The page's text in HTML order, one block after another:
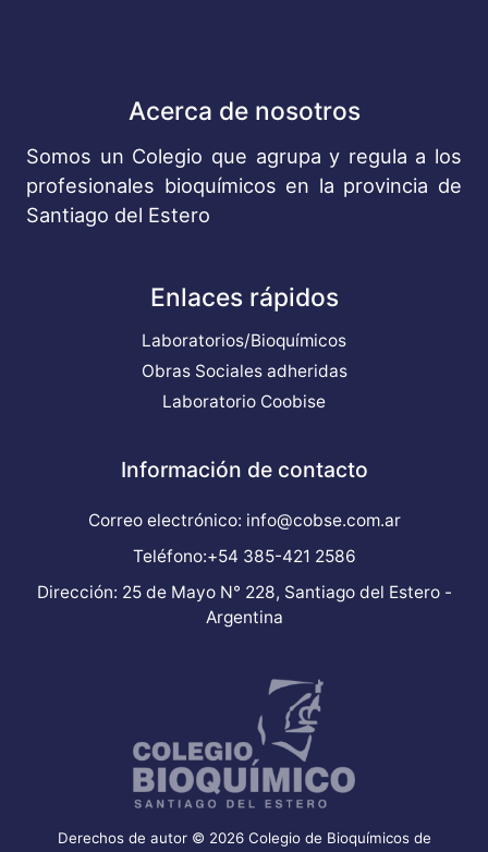
Acerca de nosotros
Somos un Colegio que agrupa y regula a los
profesionales bioquímicos en la provincia de
Santiago del Estero
Enlaces rápidos
Laboratorios/Bioquímicos
Obras Sociales adheridas
Laboratorio Coobise
Información de contacto
Correo electrónico: info@cobse.com.ar
Teléfono:+54 385-421 2586
Dirección: 25 de Mayo N° 228, Santiago del Estero -
Argentina
Derechos de autor © 2026 Colegio de Bioquímicos de